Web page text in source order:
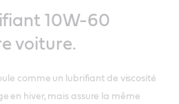
10W-60
voiture.
comme un lubrifiant de viscosité
en hiver, mais assure la même